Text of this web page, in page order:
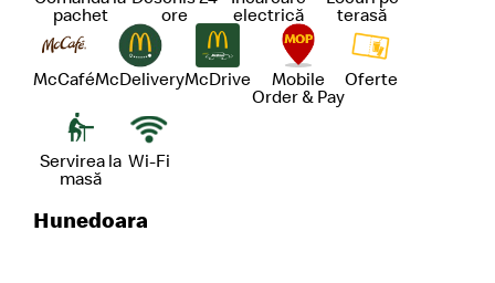
pachet
ore
electrică
terasă
McCaféMcDeliveryMcDrive
Mobile
Order & Pay
Oferte
Servirea la
masă
Wi-Fi
Hunedoara